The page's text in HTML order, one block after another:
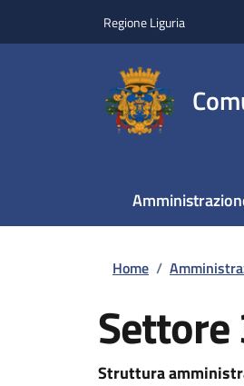
Regione Liguria
Home /
Settore
Struttura